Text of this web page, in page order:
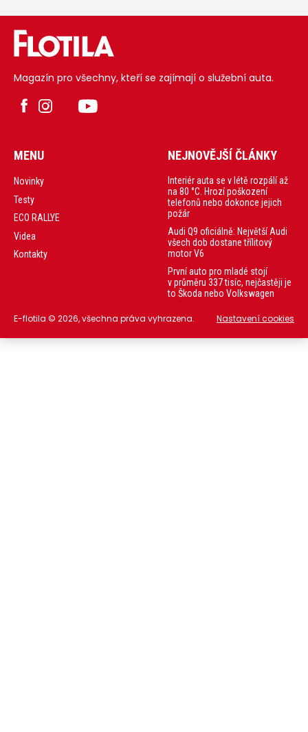
Magazín pro všechny, kteří se zajímají o služební auta.
MENU
Novinky
Testy
ECO RALLYE
Videa
Kontakty
NEJNOVĚJŠÍ ČLÁNKY
Interiér auta se v létě rozpálí až
na 80 °C. Hrozí poškození
telefonů nebo dokonce jejich
požár
Audi Q9 oficiálně: Největší Audi
všech dob dostane třílitový
motor V6
První auto pro mladé stojí
v průměru 337 tisíc, nejčastěji je
to Škoda nebo Volkswagen
E-flotila © 2026, všechna práva vyhrazena. Nastavení cookies